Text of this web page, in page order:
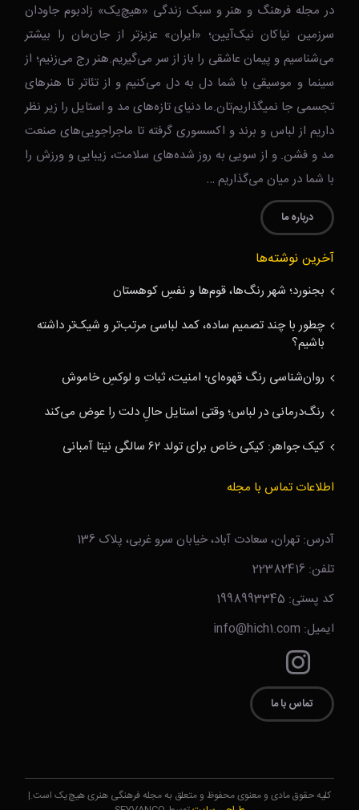
در مجله فرهنگ و هنر و سبک زندگی‌ «هیچ‌یک» زادبوم جاودان
سرزمین نیاکان نیک‌‌‌آیین؛ «ایران» عزیزتر از جان‌مان را بیشتر
می‌شناسیم و پیمان عاشقی را باز از سر می‌گیریم.هنر رج می‌زنیم؛ از
سینما و موسیقی با شما دل به دل می‌کنیم و از تئاتر تا هنرهای
تجسمی جا نمیگذاریم‌تان.ما دنیای تازه‌های مد و استایل را زیر نظر
داریم از لباس و برند و اکسسوری گرفته تا ماجراجویی‌های صنعت
مد و فشن. و از سویی به روز شده‌های سلامت، زیبایی و ورزش را
با شما در میان می‌گذاریم …
درباره ما
آخرین نوشته‌ها
بجنورد؛ شهر رنگ‌ها، قوم‌ها و نفسِ کوهستان
چطور با چند تصمیم ساده، کمد لباسی مرتب‌تر و شیک‌تر داشته
باشیم؟
روان‌شناسی رنگ قهوه‌ای؛ امنیت، ثبات و لوکسِ خاموش
رنگ‌درمانی در لباس؛ وقتی استایل حالِ دلت را عوض می‌کند
کیک جواهر: کیکی خاص برای تولد ۶۲ سالگی نیتا آمبانی
اطلاعات تماس با مجله
آدرس: تهران، سعادت آباد، خیابان سرو غربی، پلاک 136
تلفن: 22382416
کد پستی: 1998993345
ایمیل: info@hich1.com
تماس با ما
کلیه حقوق مادی و معنوی محفوظ و متعلق به مجله فرهنگی هنری هیچ‌یک است.|